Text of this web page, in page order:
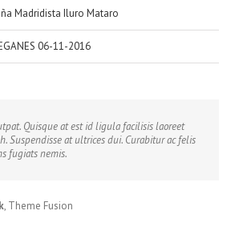
Madridista Iluro Mataro
06-11-2016
Quisque at est id ligula facilisis laoreet
Suspendisse at ultrices dui. Curabitur ac felis
fugiats nemis.
, Theme Fusion